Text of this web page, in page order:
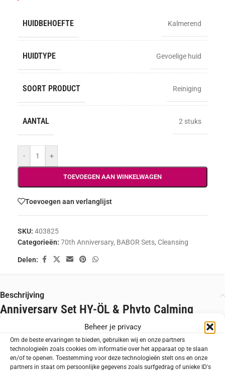
Beheer je privacy
Om de beste ervaringen te bieden, gebruiken wij en onze partners
technologieën zoals cookies om informatie over het apparaat op te slaan
en/of te openen. Toestemming voor deze technologieën stelt ons en onze
partners in staat om persoonlijke gegevens zoals surfgedrag of unieke ID's
HUIDBEHOEFTE Kalmerend
HUIDTYPE Gevoelige huid
SOORT PRODUCT Reiniging
AANTAL 2 stuks
- +
TOEVOEGEN AAN WINKELWAGEN
Toevoegen aan verlanglijst
SKU: 403825
Categorieën: 70th Anniversary, BABOR Sets, Cleansing
Delen:
Beschrijving
Anniversary Set HY-ÖL & Phyto Calming
Ervaar de legendarische 2-fasen reiniging van
BABOR, nu in een speciale Anniversary Set voor de
gevoelige huid. Dit bekroonde ‘dreamteam’